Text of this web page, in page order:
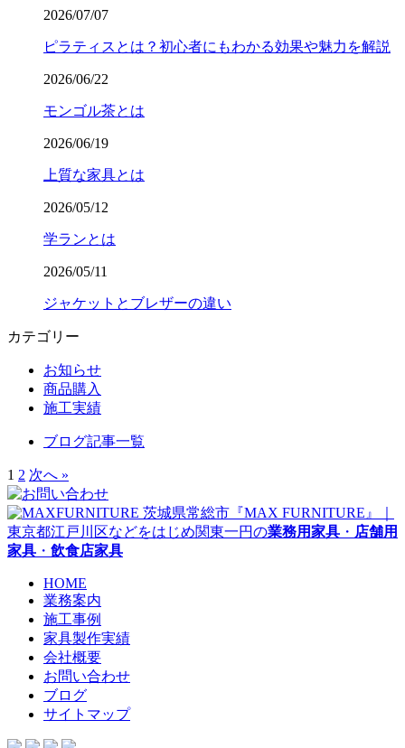
2026/07/07
ピラティスとは？初心者にもわかる効果や魅力を解説
2026/06/22
モンゴル茶とは
2026/06/19
上質な家具とは
2026/05/12
学ランとは
2026/05/11
ジャケットとブレザーの違い
カテゴリー
お知らせ
商品購入
施工実績
ブログ記事一覧
1 2 次へ »
茨城県常総市『MAX FURNITURE』｜
東京都江戸川区などをはじめ関東一円の業務用家具 ・ 店舗用
家具 ・ 飲食店家具
HOME
業務案内
施工事例
家具製作実績
会社概要
お問い合わせ
ブログ
サイトマップ